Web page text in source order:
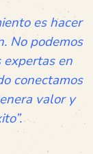
es hacer
No podemos
expertas en
conectamos
valor y